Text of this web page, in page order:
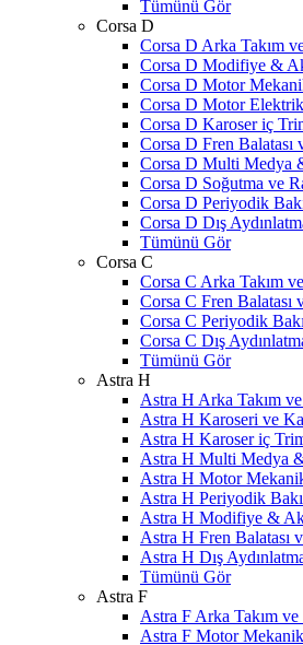
Tümünü Gör
Corsa D
Corsa D Arka Takım
Corsa D Modifiye &
Corsa D Motor
Corsa D Motor Elektrik
Corsa D Karoser iç
Corsa D Fren Balatası
Corsa D Multi Medya
Corsa D Soğutma ve
Corsa D Periyodik
Corsa D Dış
Tümünü Gör
Corsa C
Corsa C Arka Takım
Corsa C Fren Balatası
Corsa C Periyodik
Corsa C Dış
Tümünü Gör
Astra H
Astra H Arka Takım
Astra H Karoseri ve
Astra H Karoser iç
Astra H Multi Medya
Astra H Motor
Astra H Periyodik
Astra H Modifiye &
Astra H Fren Balatası
Astra H Dış
Tümünü Gör
Astra F
Astra F Arka Takım ve
Astra F Motor